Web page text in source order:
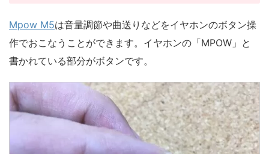
Mpow M5は音量調節や曲送りなどをイヤホンのボタン操
作でおこなうことができます。イヤホンの「MPOW」と
書かれている部分がボタンです。